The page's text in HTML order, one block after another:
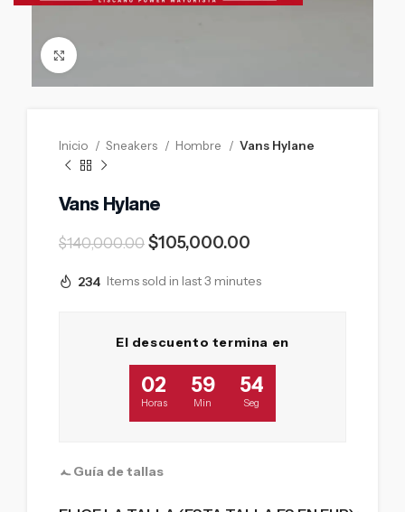
Inicio Sneakers Hombre Vans Hylane
Vans Hylane
$140,000.00 $105,000.00
234 Items sold in last 3 minutes
El descuento termina en
02
Horas
59
Min
53
Seg
Guía de tallas